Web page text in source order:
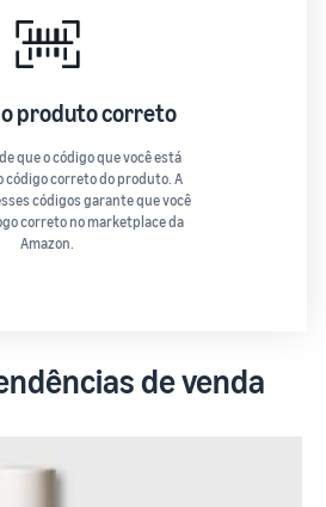
produto correto
que o código que você está
código correto do produto. A
códigos garante que você
correto no marketplace da
Amazon.
de venda